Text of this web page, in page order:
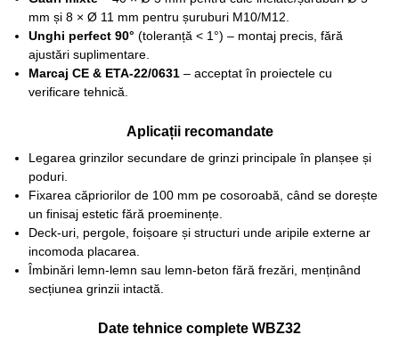
mm și 8 × Ø 11 mm pentru șuruburi M10/M12.
Unghi perfect 90° (toleranță < 1°) – montaj precis, fără
ajustări suplimentare.
Marcaj CE & ETA-22/0631– acceptat în proiectele cu
verificare tehnică.
Aplicații recomandate
Legarea grinzilor secundare de grinzi principale în planșee și
poduri.
Fixarea căpriorilor de 100 mm pe cosoroabă, când se dorește
un finisaj estetic fără proeminențe.
Deck-uri, pergole, foișoare și structuri unde aripile externe ar
incomoda placarea.
Îmbinări lemn-lemn sau lemn-beton fără frezări, menținând
secțiunea grinzii intactă.
Date tehnice complete WBZ32